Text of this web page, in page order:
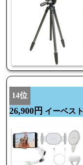
14位
26,900円 イーベスト